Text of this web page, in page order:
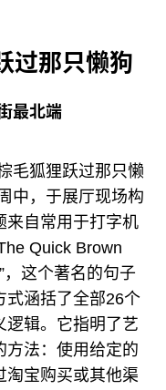
过那只懒狗
最北端
毛狐狸跃过那只懒
中，于展厅现场构
来自常用于打字机
Quick Brown
这个著名的句子
式涵括了全部26个
逻辑。它指明了艺
方法：使用给定的
淘宝购买或其他渠